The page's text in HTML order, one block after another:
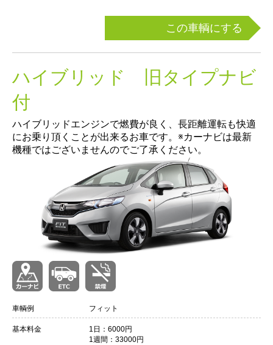
この車輌にする
ハイブリッド 旧タイプナビ
付
ハイブリッドエンジンで燃費が良く、長距離運転も快適
にお乗り頂くことが出来るお車です。※カーナビは最新
機種ではございませんのでご了承ください。
車輌例 フィット
基本料金
1日：6000円
1週間：33000円